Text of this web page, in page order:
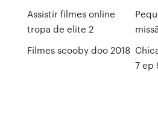
Assistir filmes online
tropa de elite 2
Filmes scooby doo 2018
7 ep